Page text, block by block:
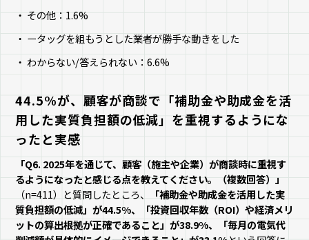
その他：1.6%
ータッグを組もうとした業者が勝手な動きをした
わからない/答えられない：6.6%
44.5%が、顧客が商談で「補助金や助成金を活
用した実質負担額の低減」を重視するようにな
ったと実感
「Q6. 2025年を通じて、顧客（施主や企業）が商談時に重視す
るようになったと感じる点を教えてください。（複数回答）」
（n=411）と質問したところ、
「補助金や助成金を活用した実
質負担額の低減」が44.5%、「投資回収年数（ROI）や経済メリ
ットの算出根拠が正確であること」が38.9%、「毎月の電気代